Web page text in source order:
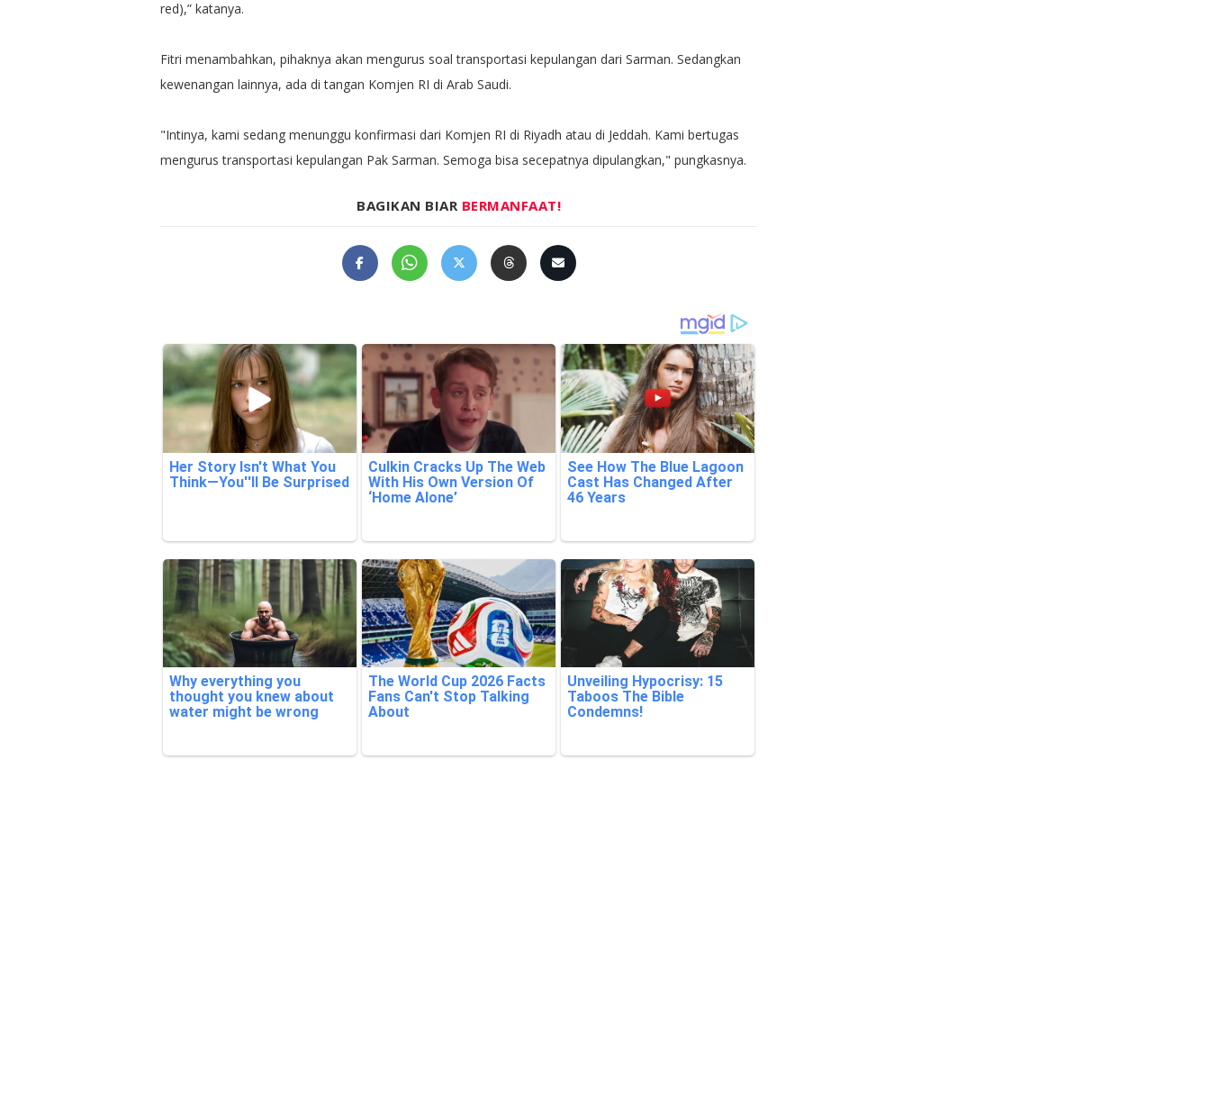
red),” katanya.
Fitri menambahkan, pihaknya akan mengurus soal transportasi kepulangan dari Sarman. Sedangkan
kewenangan lainnya, ada di tangan Komjen RI di Arab Saudi.
"Intinya, kami sedang menunggu konfirmasi dari Komjen RI di Riyadh atau di Jeddah. Kami bertugas
mengurus transportasi kepulangan Pak Sarman. Semoga bisa secepatnya dipulangkan," pungkasnya.
BAGIKAN BIAR BERMANFAAT!